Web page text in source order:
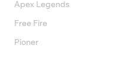
Apex Legends
Free Fire
Pioner